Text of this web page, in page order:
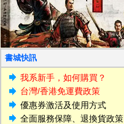
書城快訊
我系新手，如何購買？
台灣/香港免運費政策
優惠券激活及使用方式
全面服務保障、退換貨政策